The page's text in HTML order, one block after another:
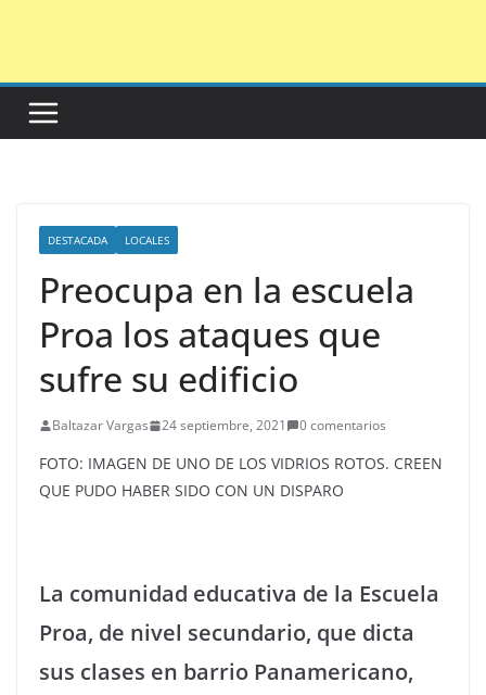
DESTACADA LOCALES
Preocupa en la escuela
Proa los ataques que
sufre su edificio
Baltazar Vargas 24 septiembre, 2021 0 comentarios
FOTO: IMAGEN DE UNO DE LOS VIDRIOS ROTOS. CREEN
QUE PUDO HABER SIDO CON UN DISPARO
La comunidad educativa de la Escuela
Proa, de nivel secundario, que dicta
sus clases en barrio Panamericano,